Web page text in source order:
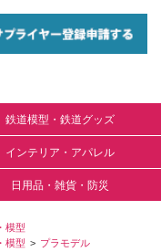
鉄道模型・鉄道グッズ
インテリア・アパレル
日用品・雑貨・防災
模型
模型
プラモデル